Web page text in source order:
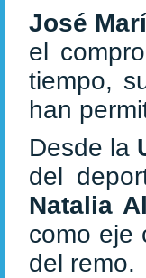
José
el
tiempo,
han
Desde la
del
Natalia
como eje
del remo.